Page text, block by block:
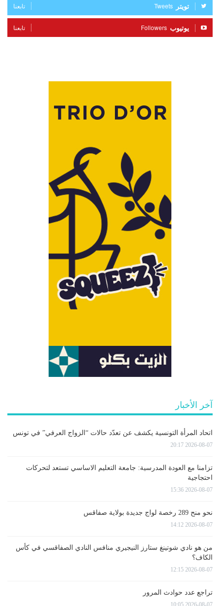
تويتر Tweets تابعنا
يوتيوب Followers تابعنا
آخر الأخبار
اتحاد المرأة التونسية يكشف عن تعدّد حالات “الزواج العرفي” في تونس
2026-08-07 20:17
تزامنا مع العودة المدرسية: جامعة التعليم الاساسي تستعد لتحركات
احتجاجية
2026-08-07 15:36
نحو منح 289 رخصة لواج جديدة بولاية صفاقس
2026-08-07 14:12
من هو نادي شوتينغ ستارز النيجيري منافس النادي الصفاقسي في كأس
الكاف؟
2026-08-07 12:15
تراجع عدد حوادث المرور
2026-08-07 10:05